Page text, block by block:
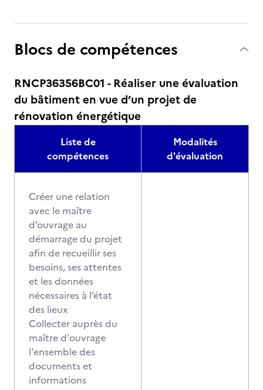
Blocs de compétences
RNCP36356BC01 - Réaliser une évaluation
du bâtiment en vue d’un projet de
rénovation énergétique
Liste de
compétences
Modalités
d'évaluation
Créer une relation
avec le maître
d’ouvrage au
démarrage du projet
afin de recueillir ses
besoins, ses attentes
et les données
nécessaires à l’état
des lieux
Collecter auprès du
maître d'ouvrage
l'ensemble des
documents et
informations